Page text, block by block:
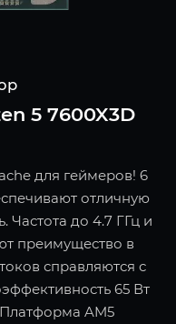
5 7600X3D
для геймеров! 6
отличную
Частота до 4.7 ГГц и
преимущество в
справляются с
65 Вт
AM5